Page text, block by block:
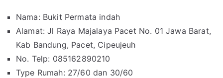
Nama: Bukit Permata indah
Alamat: Jl Raya Majalaya Pacet No. 01 Jawa Barat,
Kab Bandung, Pacet, Cipeujeuh
No. Telp: 085162890210
Type Rumah: 27/60 dan 30/60